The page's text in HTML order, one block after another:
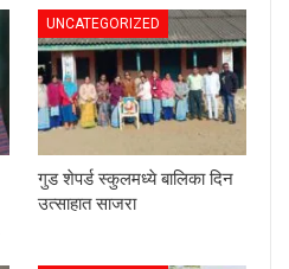
UNCATEGORIZED
गुड शेपर्ड स्कुलमध्ये बालिका दिन
उत्साहात साजरा